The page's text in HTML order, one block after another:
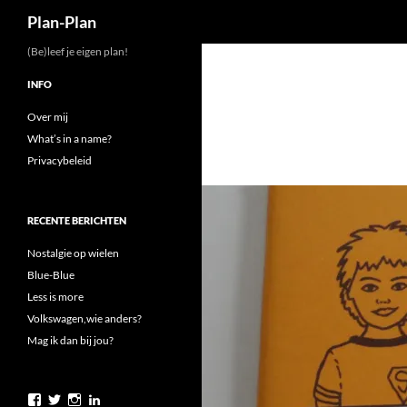
inhoud
Plan-Plan
(Be)leef je eigen plan!
INFO
Over mij
What’s in a name?
Privacybeleid
RECENTE BERICHTEN
Nostalgie op wielen
Blue-Blue
Less is more
Volkswagen,wie anders?
Mag ik dan bij jou?
BekijkBekijkBekijk